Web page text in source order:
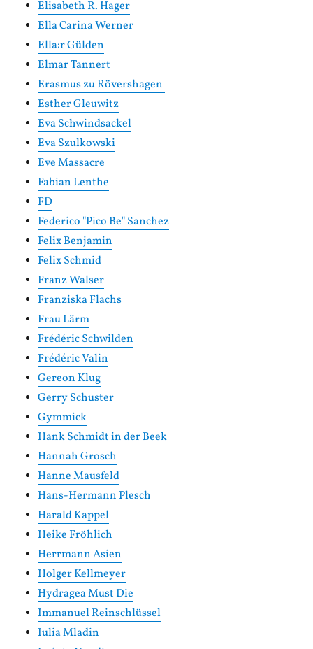
Elisabeth R. Hager
Ella Carina Werner
Ella:r Gülden
Elmar Tannert
Erasmus zu Rövershagen
Esther Gleuwitz
Eva Schwindsackel
Eva Szulkowski
Eve Massacre
Fabian Lenthe
FD
Federico "Pico Be" Sanchez
Felix Benjamin
Felix Schmid
Franz Walser
Franziska Flachs
Frau Lärm
Frédéric Schwilden
Frédéric Valin
Gereon Klug
Gerry Schuster
Gymmick
Hank Schmidt in der Beek
Hannah Grosch
Hanne Mausfeld
Hans-Hermann Plesch
Harald Kappel
Heike Fröhlich
Herrmann Asien
Holger Kellmeyer
Hydragea Must Die
Immanuel Reinschlüssel
Iulia Mladin